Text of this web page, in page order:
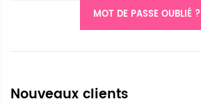
MOT DE PASSE OUBLIÉ ?
Nouveaux clients